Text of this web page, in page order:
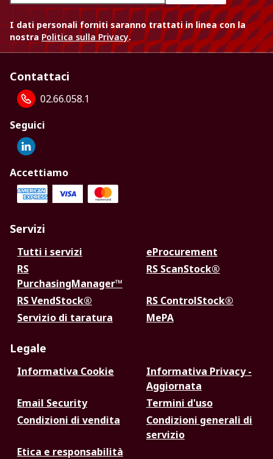
I dati personali forniti saranno trattati in linea con la
nostra Politica sulla Privacy.
Contattaci
02.66.058.1
Seguici
Accettiamo
Servizi
Tutti i servizi
eProcurement
RS
PurchasingManager™
RS ScanStock®
RS VendStock®
RS ControlStock®
Servizio di taratura
MePA
Legale
Informativa Cookie
Informativa Privacy -
Aggiornata
Email Security
Termini d'uso
Condizioni di vendita
Condizioni generali di
servizio
Etica e responsabilità